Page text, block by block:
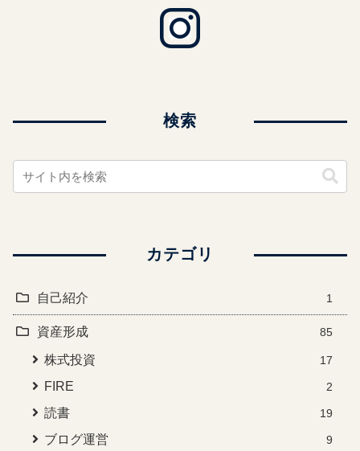
検索
カテゴリ
自己紹介 1
資産形成 85
株式投資 17
FIRE 2
読書 19
ブログ運営 9